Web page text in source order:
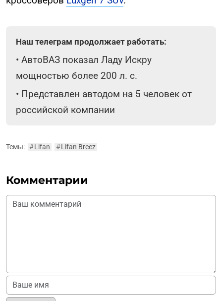
Наш телеграм продолжает работать:
• АвтоВАЗ показал Ладу Искру
мощностью более 200 л. с.
• Представлен автодом на 5 человек от
российской компании
Темы: #Lifan #Lifan Breez
Комментарии